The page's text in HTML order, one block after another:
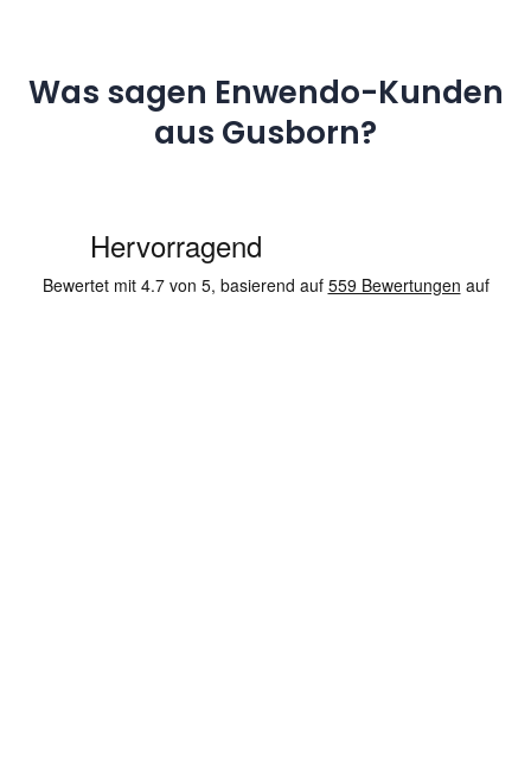
Was sagen Enwendo-Kunden
aus Gusborn?